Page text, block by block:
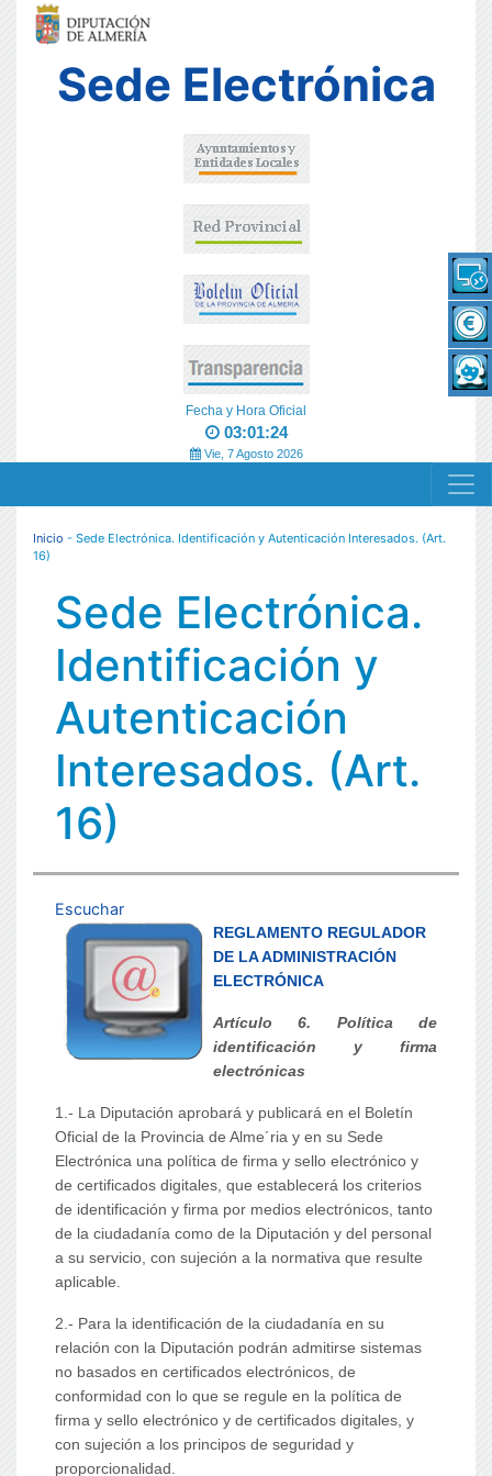
Sede Electrónica
Fecha y Hora Oficial
03:01:24
Vie, 7 Agosto 2026
MENÚ RESPONSIVE
Inicio - Sede Electrónica. Identificación y Autenticación Interesados. (Art.
16)
Sede Electrónica.
Identificación y
Autenticación
Interesados. (Art.
16)
Escuchar
REGLAMENTO REGULADOR
DE LA ADMINISTRACIÓN
ELECTRÓNICA
Artículo 6. Política de
identificación y firma
electrónicas
1.- La Diputación aprobará y publicará en el Boletín
Oficial de la Provincia de Alme´ria y en su Sede
Electrónica una política de firma y sello electrónico y
de certificados digitales, que establecerá los criterios
de identificación y firma por medios electrónicos, tanto
de la ciudadanía como de la Diputación y del personal
a su servicio, con sujeción a la normativa que resulte
aplicable.
2.- Para la identificación de la ciudadanía en su
relación con la Diputación podrán admitirse sistemas
no basados en certificados electrónicos, de
conformidad con lo que se regule en la política de
firma y sello electrónico y de certificados digitales, y
con sujeción a los principos de seguridad y
proporcionalidad.